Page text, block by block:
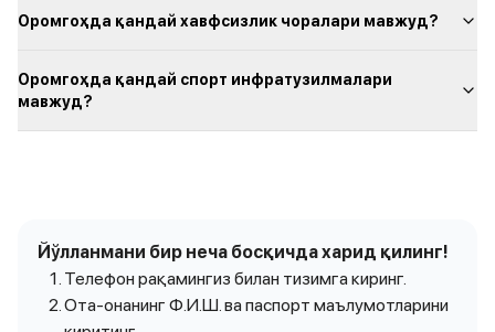
Оромгоҳда қандай хавфсизлик чоралари мавжуд?
Оромгоҳда қандай спорт инфратузилмалари
мавжуд?
Йўлланмани бир неча босқичда харид қилинг!
Телефон рақамингиз билан тизимга киринг.
Ота-онанинг Ф.И.Ш. ва паспорт маълумотларини